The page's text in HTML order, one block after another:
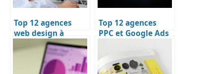
Top 12 agences
web design à
Montréal en 2026 :
palmarès détaillé
Top 12 agences
PPC et Google Ads
: palmarès détaillé